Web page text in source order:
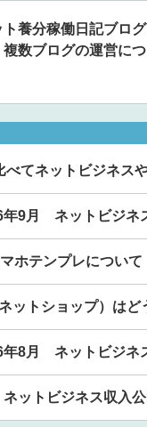
ト養分稼働日記ブロ
数ブログの運営に
べてネットビジネス
年9月 ネットビジネ
ホテンプレについて
ットショップ）はど
年8月 ネットビジネ
ットビジネス収入公